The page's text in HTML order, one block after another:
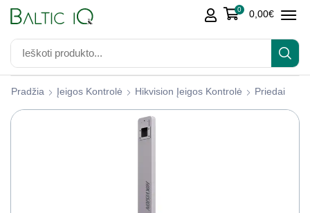
0 0,00€
Pradžia Įeigos Kontrolė Hikvision Įeigos Kontrolė Priedai